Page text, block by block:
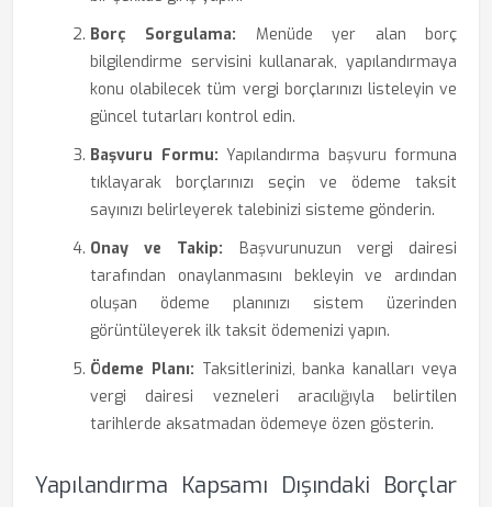
Borç Sorgulama: Menüde yer alan borç
bilgilendirme servisini kullanarak, yapılandırmaya
konu olabilecek tüm vergi borçlarınızı listeleyin ve
güncel tutarları kontrol edin.
Başvuru Formu: Yapılandırma başvuru formuna
tıklayarak borçlarınızı seçin ve ödeme taksit
sayınızı belirleyerek talebinizi sisteme gönderin.
Onay ve Takip: Başvurunuzun vergi dairesi
tarafından onaylanmasını bekleyin ve ardından
oluşan ödeme planınızı sistem üzerinden
görüntüleyerek ilk taksit ödemenizi yapın.
Ödeme Planı: Taksitlerinizi, banka kanalları veya
vergi dairesi vezneleri aracılığıyla belirtilen
tarihlerde aksatmadan ödemeye özen gösterin.
Yapılandırma Kapsamı Dışındaki Borçlar